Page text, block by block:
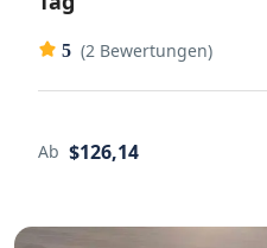
5 (2 Bewertungen)
Ab $126,14